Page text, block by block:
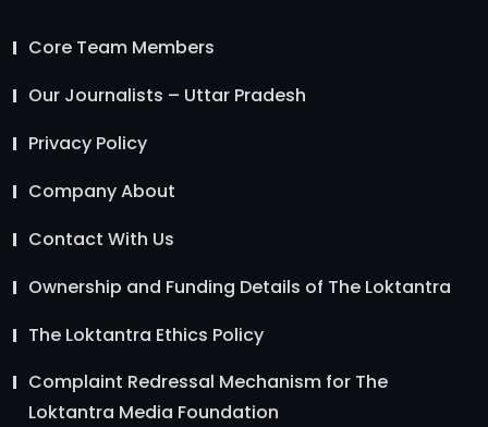
Core Team Members
Our Journalists – Uttar Pradesh
Privacy Policy
Company About
Contact With Us
Ownership and Funding Details of The Loktantra
The Loktantra Ethics Policy
Complaint Redressal Mechanism for The
Loktantra Media Foundation